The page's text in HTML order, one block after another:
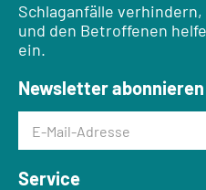
Schlaganfälle
und den Betroffenen
ein.
Newsletter abonnieren
E-Mail-Adresse
Service